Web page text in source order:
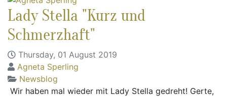
Lady Stella "Kurz und
Schmerzhaft"
Thursday, 01 August 2019
Agneta Sperling
Newsblog
Wir haben mal wieder mit Lady Stella gedreht! Gerte,